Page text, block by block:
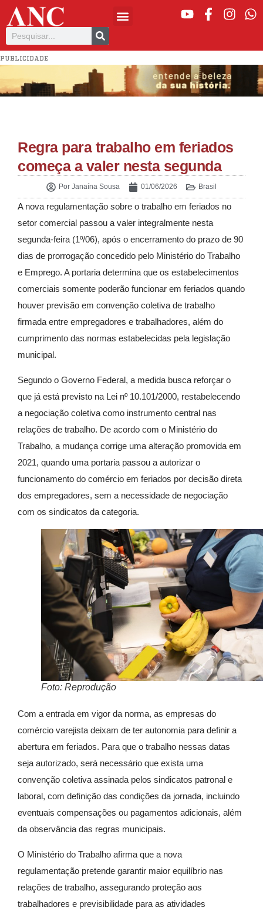
PUBLICIDADE
Regra para trabalho em feriados
começa a valer nesta segunda
Por Janaína Sousa 01/06/2026 Brasil
A nova regulamentação sobre o trabalho em feriados no
setor comercial passou a valer integralmente nesta
segunda-feira (1º/06), após o encerramento do prazo de 90
dias de prorrogação concedido pelo Ministério do Trabalho
e Emprego. A portaria determina que os estabelecimentos
comerciais somente poderão funcionar em feriados quando
houver previsão em convenção coletiva de trabalho
firmada entre empregadores e trabalhadores, além do
cumprimento das normas estabelecidas pela legislação
municipal.
Segundo o Governo Federal, a medida busca reforçar o
que já está previsto na Lei nº 10.101/2000, restabelecendo
a negociação coletiva como instrumento central nas
relações de trabalho. De acordo com o Ministério do
Trabalho, a mudança corrige uma alteração promovida em
2021, quando uma portaria passou a autorizar o
funcionamento do comércio em feriados por decisão direta
dos empregadores, sem a necessidade de negociação
com os sindicatos da categoria.
Foto: Reprodução
Com a entrada em vigor da norma, as empresas do
comércio varejista deixam de ter autonomia para definir a
abertura em feriados. Para que o trabalho nessas datas
seja autorizado, será necessário que exista uma
convenção coletiva assinada pelos sindicatos patronal e
laboral, com definição das condições da jornada, incluindo
eventuais compensações ou pagamentos adicionais, além
da observância das regras municipais.
O Ministério do Trabalho afirma que a nova
regulamentação pretende garantir maior equilíbrio nas
relações de trabalho, assegurando proteção aos
trabalhadores e previsibilidade para as atividades